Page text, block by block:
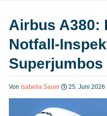
Airbus A380:
Notfall-
Superjumbos
Von Isabella Sauer 25. Juni 2026